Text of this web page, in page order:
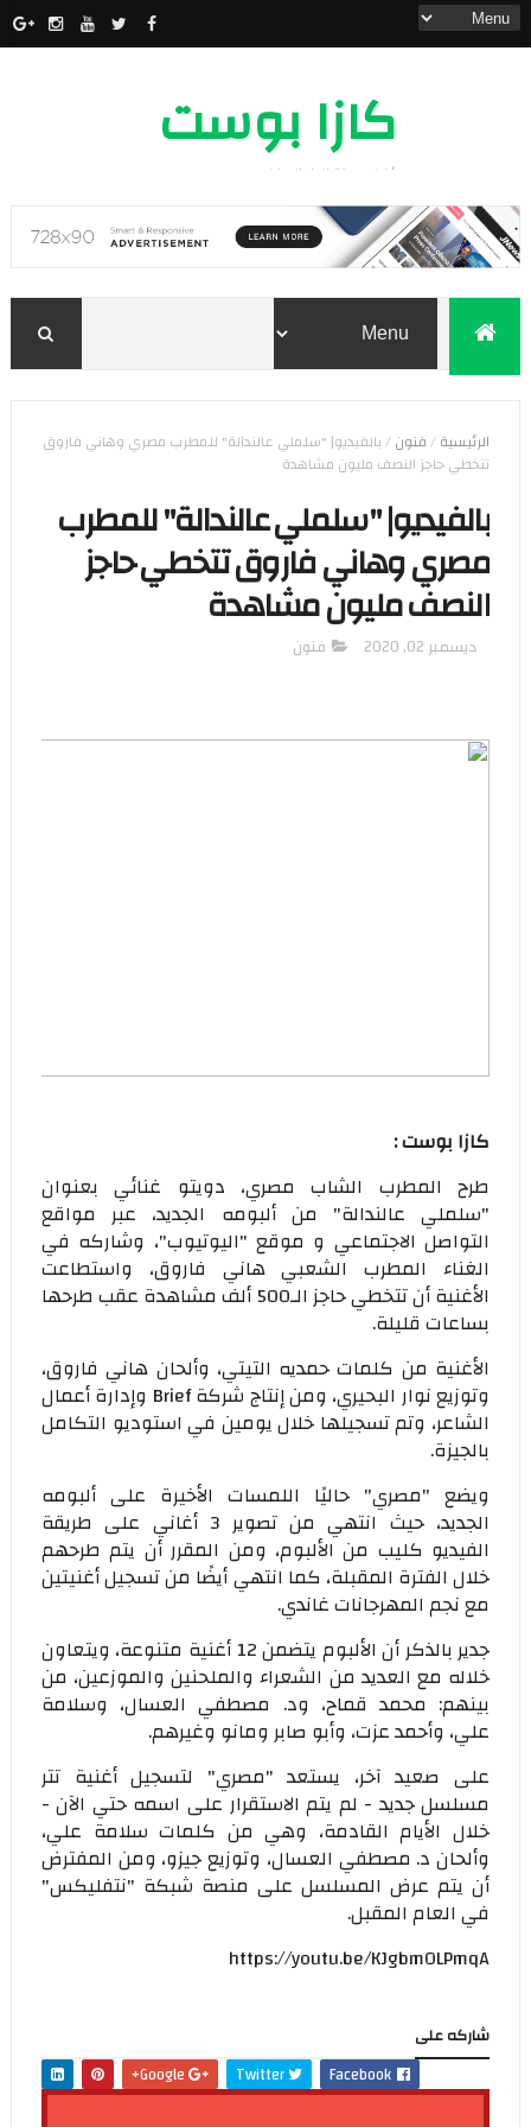
كازا بوست
أخبار مدينة الدار البيضاء
الرئيسية/فنون/بالفيديو| "سلملي عالندالة" للمطرب مصري وهاني فاروق
تتخطي حاجز النصف مليون مشاهدة
بالفيديو| "سلملي عالندالة" للمطرب
مصري وهاني فاروق تتخطي حاجز
النصف مليون مشاهدة
ديسمبر 02, 2020 فنون
كازا بوست :
طرح المطرب الشاب مصري، دويتو غنائي بعنوان
"سلملي عالندالة" من ألبومه الجديد، عبر مواقع
التواصل الاجتماعي و موقع "اليوتيوب"، وشاركه في
الغناء المطرب الشعبي هاني فاروق، واستطاعت
الأغنية أن تتخطي حاجز الـ500 ألف مشاهدة عقب طرحها
بساعات قليلة.
الأغنية من كلمات حمديه التيتي، وألحان هاني فاروق،
وتوزيع نوار البحيري، ومن إنتاج شركة Brief وإدارة أعمال
الشاعر، وتم تسجيلها خلال يومين في استوديو التكامل
بالجيزة.
ويضع "مصري" حاليًا اللمسات الأخيرة على ألبومه
الجديد، حيث انتهي من تصوير 3 أغاني على طريقة
الفيديو كليب من الألبوم، ومن المقرر أن يتم طرحهم
خلال الفترة المقبلة، كما انتهي أيضًا من تسجيل أغنيتين
مع نجم المهرجانات غاندي.
جدير بالذكر أن الألبوم يتضمن 12 أغنية متنوعة، ويتعاون
خلاله مع العديد من الشعراء والملحنين والموزعين، من
بينهم: محمد قماح، ود. مصطفي العسال، وسلامة
علي، وأحمد عزت، وأبو صابر ومانو وغيرهم.
على صعيد آخر، يستعد "مصري" لتسجيل أغنية تتر
مسلسل جديد - لم يتم الاستقرار على اسمه حتي الآن -
خلال الأيام القادمة، وهي من كلمات سلامة علي،
وألحان د. مصطفي العسال، وتوزيع جيزو، ومن المفترض
أن يتم عرض المسلسل على منصة شبكة "نتفليكس"
في العام المقبل.
https://youtu.be/KJgbmOLPmqA
شاركه على
Facebook
Twitter